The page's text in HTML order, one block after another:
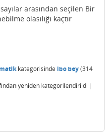
arasından seçilen Bir
olasılığı kaçtır
kategorisinde ibo bey(314
yeniden kategorilendirildi |